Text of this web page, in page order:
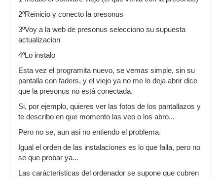
2ºReinicio y conecto la presonus
3ºVoy a la web de presonus selecciono su supuesta
actualizacion
4ºLo instalo
Esta vez el programita nuevo, se vemas simple, sin su
pantalla con faders, y el viejo ya no me lo deja abrir dice
que la presonus no está conectada.
Si, por ejemplo, quieres ver las fotos de los pantallazos y
te describo en que momento las veo o los abro...
Pero no se, aun asi no entiendo el problema.
Igual el orden de las instalaciones es lo que falla, pero no
se que probar ya...
Las carácteristicas del ordenador se supone que cubren